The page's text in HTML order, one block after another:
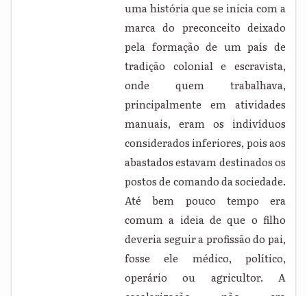
uma história que se inicia com a
marca do preconceito deixado
pela formação de um país de
tradição colonial e escravista,
onde quem trabalhava,
principalmente em atividades
manuais, eram os indivíduos
considerados inferiores, pois aos
abastados estavam destinados os
postos de comando da sociedade.
Até bem pouco tempo era
comum a ideia de que o filho
deveria seguir a profissão do pai,
fosse ele médico, político,
operário ou agricultor. A